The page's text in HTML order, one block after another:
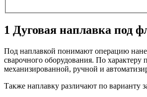
1 Дуговая наплавка под
Под наплавкой понимают операцию
сварочного оборудования. По характеру
механизированной, ручной и
Также наплавку различают по варианту